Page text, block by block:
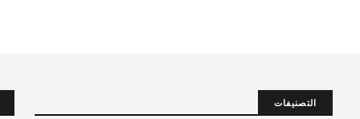
التصنيفات